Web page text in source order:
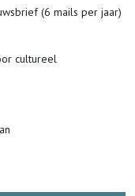
(6 mails per jaar)
cultureel